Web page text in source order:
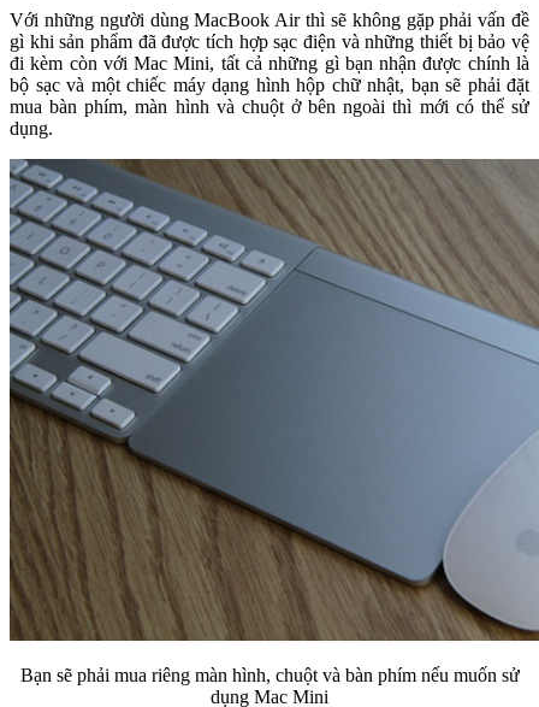
Với những người dùng MacBook Air thì sẽ không gặp phải vấn đề
gì khi sản phẩm đã được tích hợp sạc điện và những thiết bị bảo vệ
đi kèm còn với Mac Mini, tất cả những gì bạn nhận được chính là
bộ sạc và một chiếc máy dạng hình hộp chữ nhật, bạn sẽ phải đặt
mua bàn phím, màn hình và chuột ở bên ngoài thì mới có thể sử
dụng.
Bạn sẽ phải mua riêng màn hình, chuột và bàn phím nếu muốn sử
dụng Mac Mini